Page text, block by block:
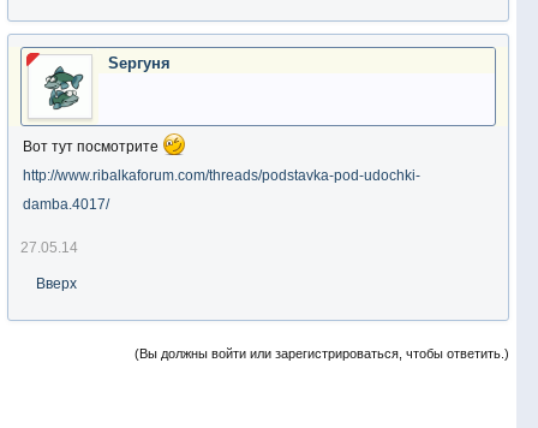
Sергуня
Вот тут посмотрите
http://www.ribalkaforum.com/threads/podstavka-pod-udochki-
damba.4017/
27.05.14
Вверх
(Вы должны войти или зарегистрироваться, чтобы ответить.)